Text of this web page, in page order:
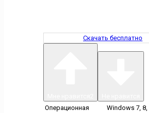
Скачать бесплатно
Операционная
Windows 7, 8,